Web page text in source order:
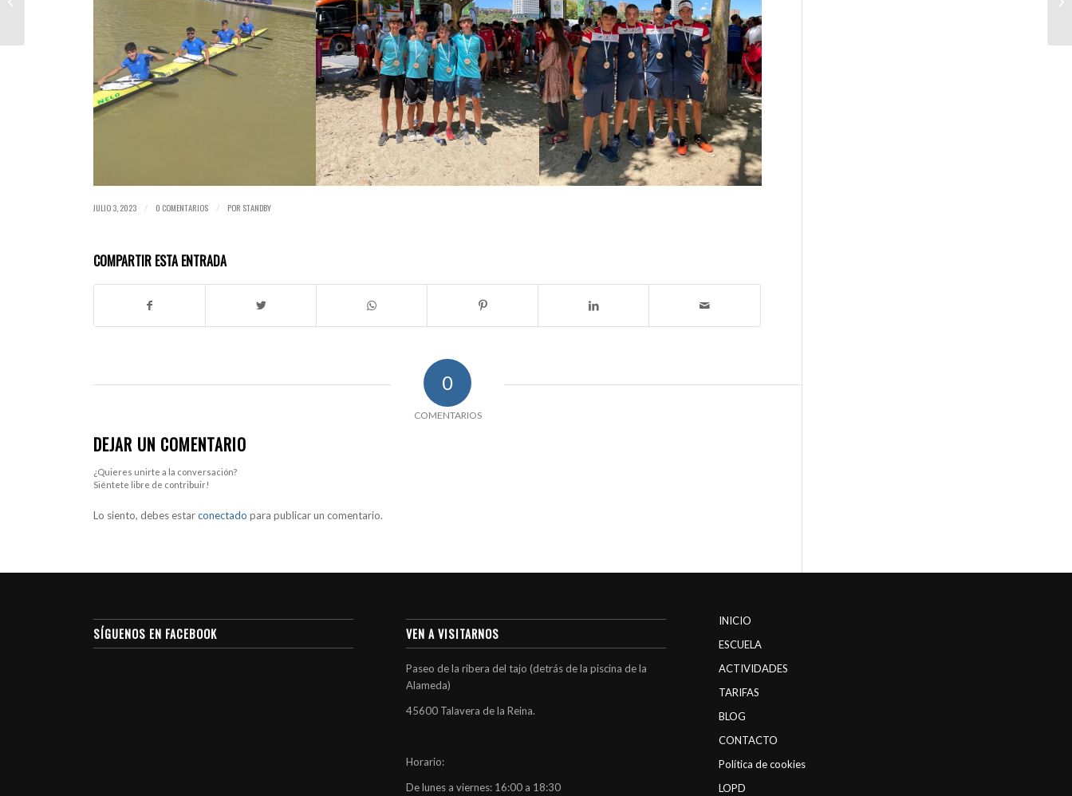
JULIO 3, 2023 / 0 COMENTARIOS / POR STANDBY
COMPARTIR ESTA ENTRADA
0
COMENTARIOS
DEJAR UN COMENTARIO
¿Quieres unirte a la conversación?
Siéntete libre de contribuir!
Lo siento, debes estarconectado para publicar un comentario.
SÍGUENOS EN FACEBOOK VEN A VISITARNOS
Paseo de la ribera del tajo (detrás de la piscina de la
Alameda)
45600 Talavera de la Reina.
Horario:
De lunes a viernes: 16:00 a 18:30
INICIO
ESCUELA
ACTIVIDADES
TARIFAS
BLOG
CONTACTO
Política de cookies
LOPD
ESPAÑA K4 5000